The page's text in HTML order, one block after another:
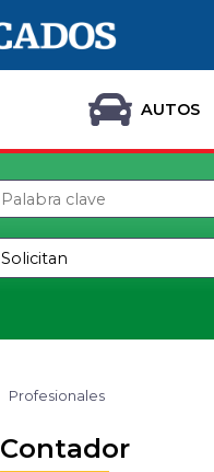
AUTOS
Profesionales
Contador